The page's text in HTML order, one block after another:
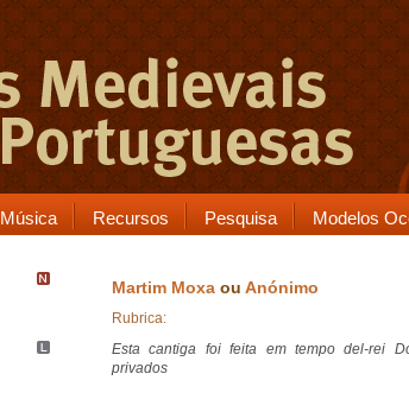
Música Recursos Pesquisa Modelos
Martim Moxa ou Anónimo
Rubrica:
Esta cantiga foi feita em tempo del-rei
privados